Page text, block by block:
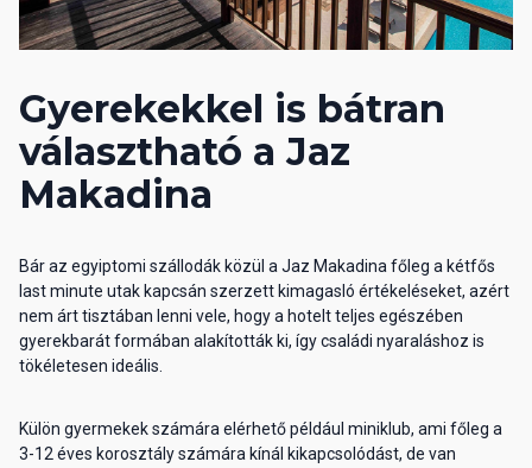
Gyerekekkel is bátran
választható a Jaz
Makadina
Bár az egyiptomi szállodák közül a Jaz Makadina főleg a kétfős
last minute utak kapcsán szerzett kimagasló értékeléseket, azért
nem árt tisztában lenni vele, hogy a hotelt teljes egészében
gyerekbarát formában alakították ki, így családi nyaraláshoz is
tökéletesen ideális.
Külön gyermekek számára elérhető például miniklub, ami főleg a
3-12 éves korosztály számára kínál kikapcsolódást, de van